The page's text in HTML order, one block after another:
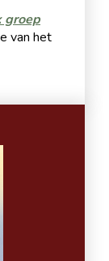
groep
van het